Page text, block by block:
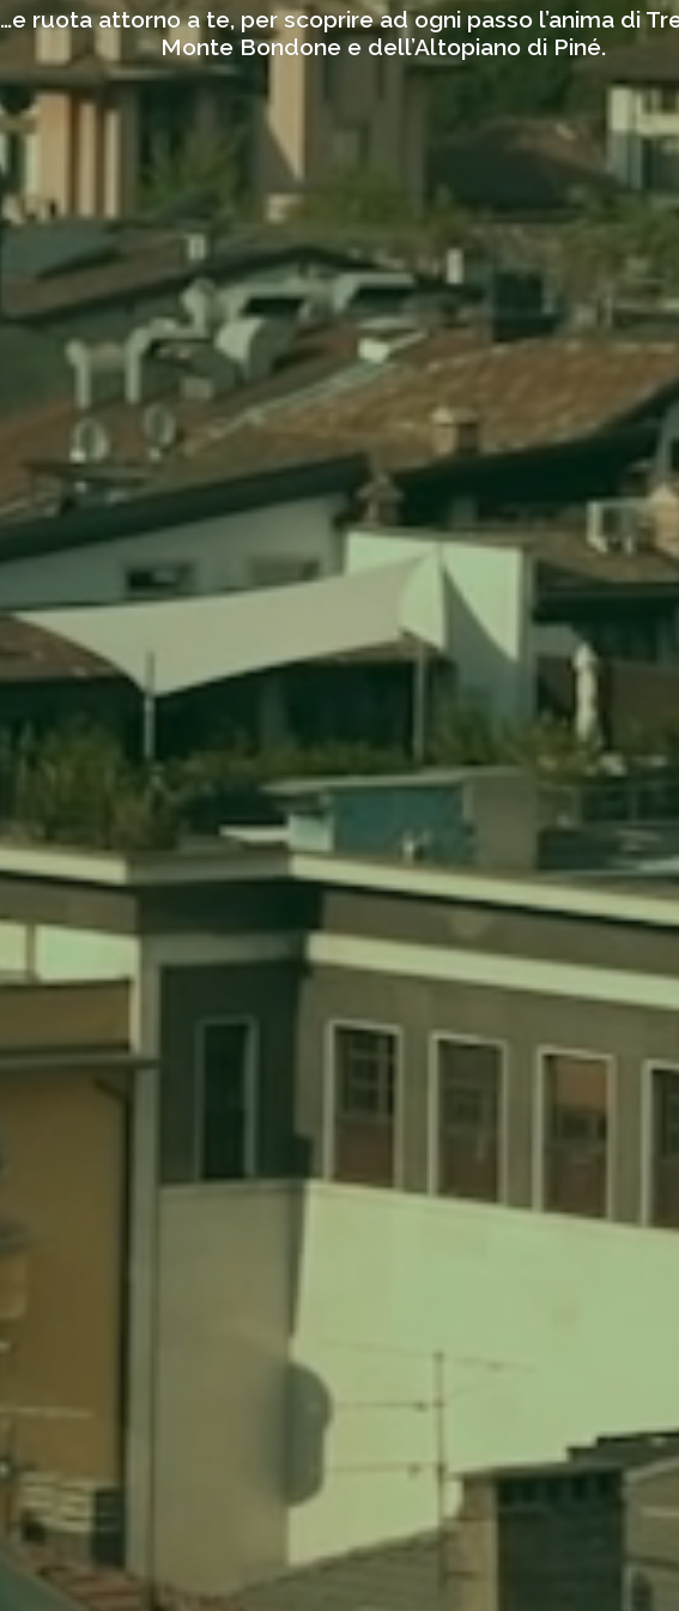
…e ruota attorno a te, per scoprire ad ogni passo l’anima di
Monte Bondone e dell’Altopiano di Piné.